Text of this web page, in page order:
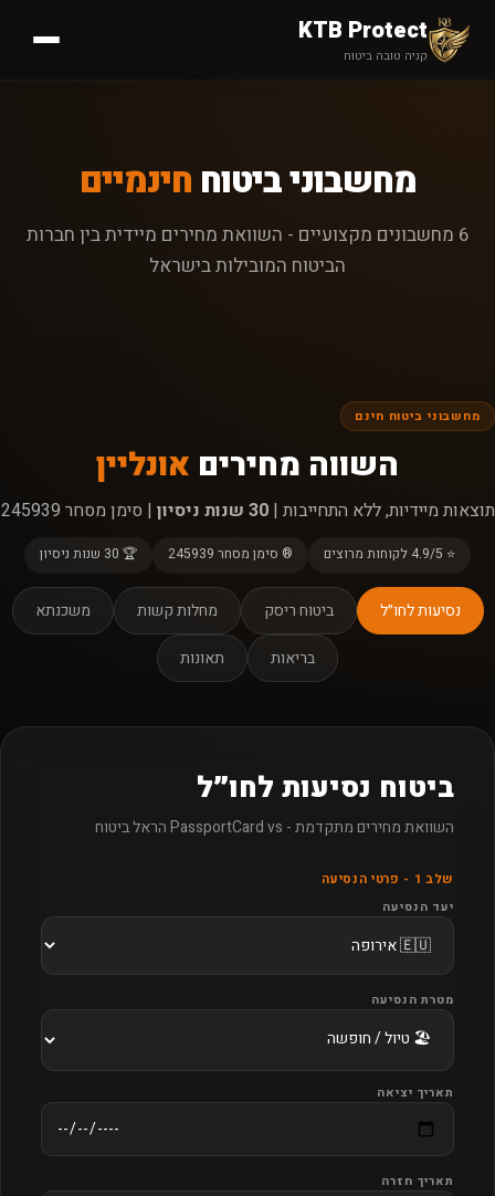
KTB Protect
קניה טובה ביטוח
מחשבוני ביטוח חינמיים
6 מחשבונים מקצועיים - השוואת מחירים מיידית בין חברות
הביטוח המובילות בישראל
מחשבוני ביטוח חינם
השווה מחירים אונליין
תוצאות מיידיות, ללא התחייבות | 30 שנות ניסיון | סימן מסחר 245939
⭐ 4.9/5 לקוחות מרוצים ® סימן מסחר 245939 🏆 30 שנות ניסיון
נסיעות לחו״ל ביטוח ריסק מחלות קשות משכנתא
בריאות תאונות
ביטוח נסיעות לחו״ל
השוואת מחירים מתקדמת - PassportCard vs הראל ביטוח
שלב 1 - פרטי הנסיעה
יעד הנסיעה
מטרת הנסיעה
תאריך יציאה
תאריך חזרה